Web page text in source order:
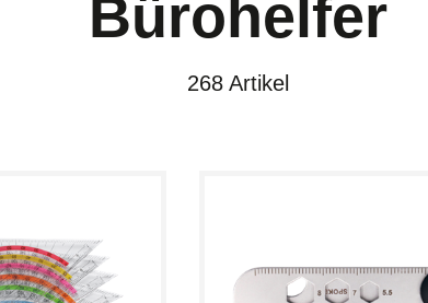
Bürohelfer
268 Artikel